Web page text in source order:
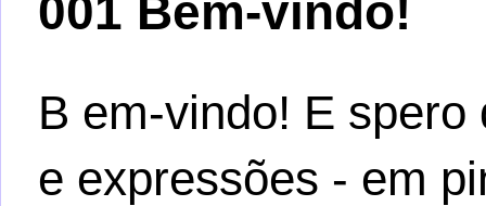
001 Bem-vindo!
B em-vindo! E
e expressões - em